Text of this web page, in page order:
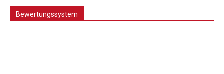
Bewertungssystem